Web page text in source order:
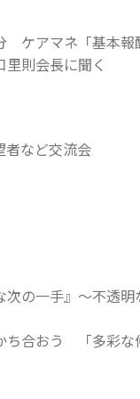
ケアマネ「基本報
則会長に聞く
者など交流会
の一手』～不透明
ち合おう 「多彩